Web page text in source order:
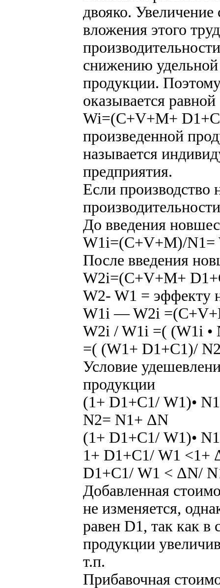
двояко.
вложения этого
снижению
продукции.
оказывается равной
Wi=(C+V+M+
произведенной
называется
предприятия.
Если производство
До введения
W1i=(C+V+M)/N1=
После введения
W2i=(C+V+M+
W2- W1 = эффекту
W1i — W2i
W2i / W1i =( (W1i •
=( (W1+ D1+С1)/
Условие
продукции
(1+ D1+С1/ W1)•
N2= N1+ ΔN
(1+ D1+С1/ W1)•
1+ D1+С1/ W1 <1+
D1+С1/ W1 < ΔN/
Добавленная
не изменяется,
равен D1, так как в
продукции
т.п.
Прибавочная